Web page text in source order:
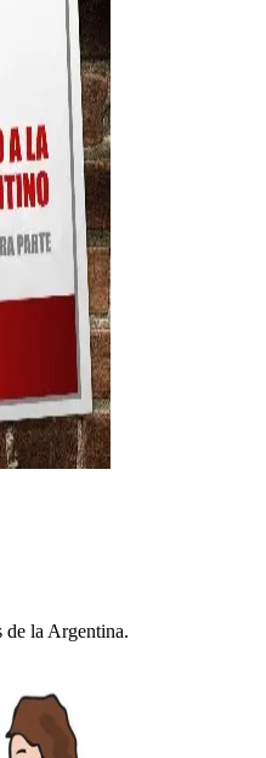
de la Argentina.